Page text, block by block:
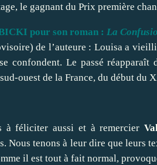
le gagnant du Prix première
pour son roman : La
de l’auteure : Louisa a
confondent. Le passé
ouest de la France, du début du
à féliciter aussi et à remercier
Nous tenons à leur dire que leurs
il est tout à fait normal,